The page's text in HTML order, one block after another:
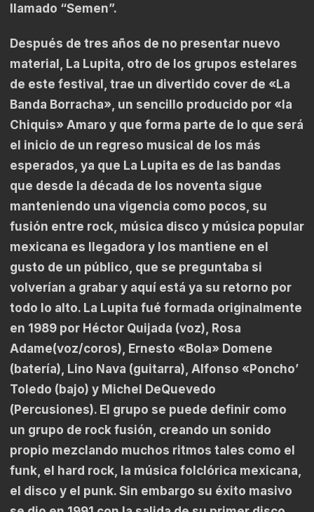
llamado “Semen”.
Después de tres años de no presentar nuevo
material, La Lupita, otro de los grupos estelares
de este festival, trae un divertido cover de «La
Banda Borracha», un sencillo producido por «la
Chiquis» Amaro y que forma parte de lo que será
el inicio de un regreso musical de los más
esperados, ya que La Lupita es de las bandas
que desde la década de los noventa sigue
manteniendo una vigencia como pocos, su
fusión entre rock, música disco y música popular
mexicana es llegadora y los mantiene en el
gusto de un público, que se preguntaba si
volverían a grabar y aquí está ya su retorno por
todo lo alto. La Lupita fué formada originalmente
en 1989 por Héctor Quijada (voz), Rosa
Adame(voz/coros), Ernesto «Bola» Domene
(batería), Lino Nava (guitarra), Alfonso «Poncho’
Toledo (bajo) y Michel DeQuevedo
(Percusiones). El grupo se puede definir como
un grupo de rock fusión, creando un sonido
propio mezclando muchos ritmos tales como el
funk, el hard rock, la música folclórica mexicana,
el disco y el punk. Sin embargo su éxito masivo